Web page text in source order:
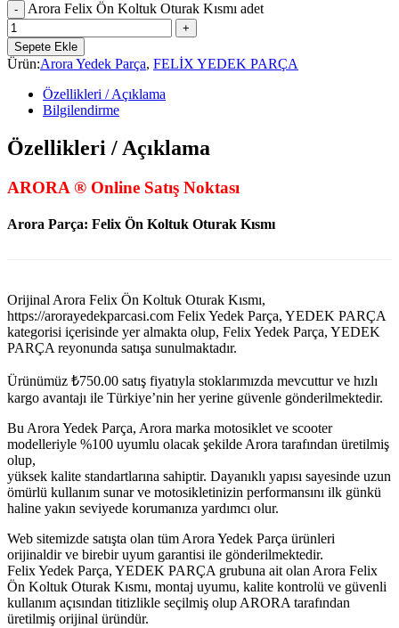
Arora Felix Ön Koltuk Oturak Kısmı adet
Sepete Ekle
Ürün:Arora Yedek Parça, FELİX YEDEK PARÇA
Özellikleri / Açıklama
Bilgilendirme
Özellikleri / Açıklama
ARORA ® Online Satış Noktası
Arora Parça: Felix Ön Koltuk Oturak Kısmı
Orijinal Arora Felix Ön Koltuk Oturak Kısmı,
https://arorayedekparcasi.com Felix Yedek Parça, YEDEK PARÇA
kategorisi içerisinde yer almakta olup, Felix Yedek Parça, YEDEK
PARÇA reyonunda satışa sunulmaktadır.
Ürünümüz ₺750.00 satış fiyatıyla stoklarımızda mevcuttur ve hızlı
kargo avantajı ile Türkiye’nin her yerine güvenle gönderilmektedir.
Bu Arora Yedek Parça, Arora marka motosiklet ve scooter
modelleriyle %100 uyumlu olacak şekilde Arora tarafından üretilmiş
olup,
yüksek kalite standartlarına sahiptir. Dayanıklı yapısı sayesinde uzun
ömürlü kullanım sunar ve motosikletinizin performansını ilk günkü
haline yakın seviyede korumanıza yardımcı olur.
Web sitemizde satışta olan tüm Arora Yedek Parça ürünleri
orijinaldir ve birebir uyum garantisi ile gönderilmektedir.
Felix Yedek Parça, YEDEK PARÇA grubuna ait olan Arora Felix
Ön Koltuk Oturak Kısmı, montaj uyumu, kalite kontrolü ve güvenli
kullanım açısından titizlikle seçilmiş olup ARORA tarafından
üretilmiş orijinal üründür.